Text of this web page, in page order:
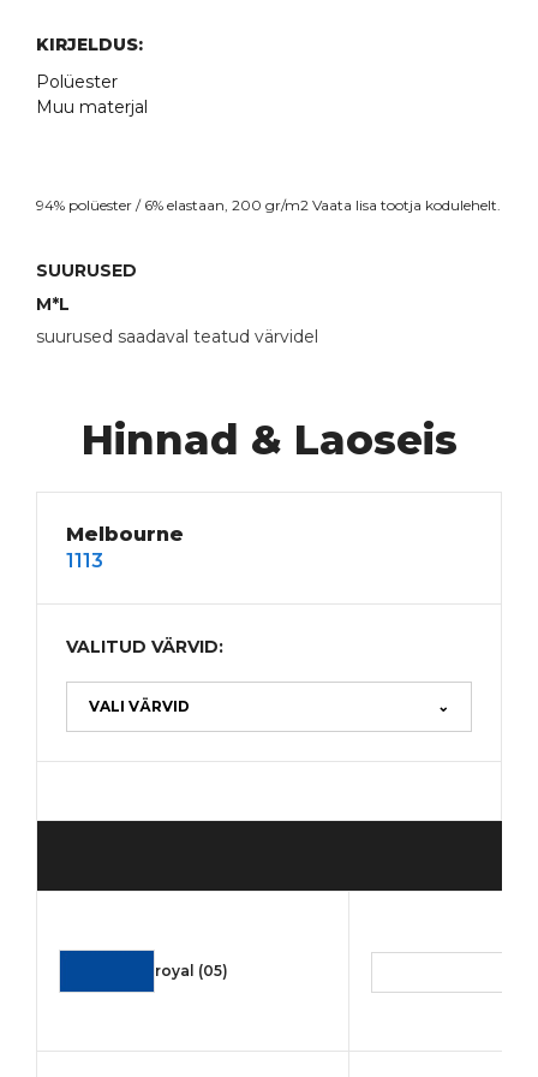
KIRJELDUS:
Polüester
Muu materjal
94% polüester / 6% elastaan, 200 gr/m2 Vaata lisa tootja kodulehelt.
SUURUSED
M*L
suurused saadaval teatud värvidel
Hinnad & Laoseis
Melbourne
1113
VALITUD VÄRVID:
VALI VÄRVID ⌄
royal (05)